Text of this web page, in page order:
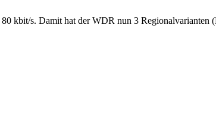
kbit/s. Damit hat der WDR nun 3